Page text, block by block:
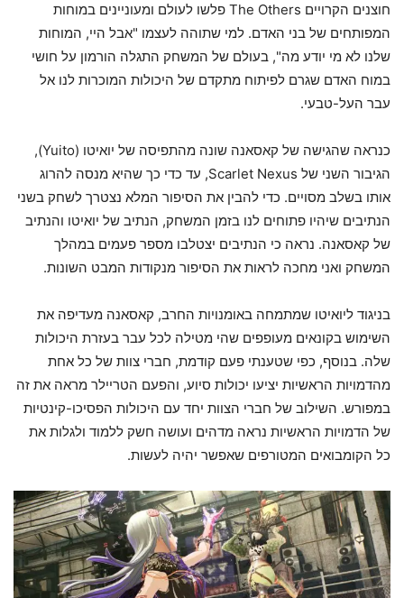
חוצנים הקרויים The Others פלשו לעולם ומעוניינים במוחות
המפותחים של בני האדם. למי שתוהה לעצמו "אבל היי, המוחות
שלנו לא מי יודע מה", בעולם של המשחק התגלה הורמון על חושי
במוח האדם שגרם לפיתוח מתקדם של היכולות המוכרות לנו אל
עבר העל-טבעי.
כנראה שהגישה של קאסאנה שונה מהתפיסה של יואיטו (Yuito),
הגיבור השני של Scarlet Nexus, עד כדי כך שהיא מנסה להרוג
אותו בשלב מסויים. כדי להבין את הסיפור המלא נצטרך לשחק בשני
הנתיבים שיהיו פתוחים לנו בזמן המשחק, הנתיב של יואיטו והנתיב
של קאסאנה. נראה כי הנתיבים יצטלבו מספר פעמים במהלך
המשחק ואני מחכה לראות את הסיפור מנקודות המבט השונות.
בניגוד ליואיטו שמתמחה באומנויות החרב, קאסאנה מעדיפה את
השימוש בקונאים מעופפים שהי מטילה לכל עבר בעזרת היכולות
שלה. בנוסף, כפי שטענתי פעם קודמת, חברי צוות של כל אחת
מהדמויות הראשיות יציעו יכולות סיוע, והפעם הטריילר מראה את זה
במפורש. השילוב של חברי הצוות יחד עם היכולות הפסיכו-קינטיות
של הדמויות הראשיות נראה מדהים ועושה חשק ללמוד ולגלות את
כל הקומבואים המטורפים שאפשר יהיה לעשות.